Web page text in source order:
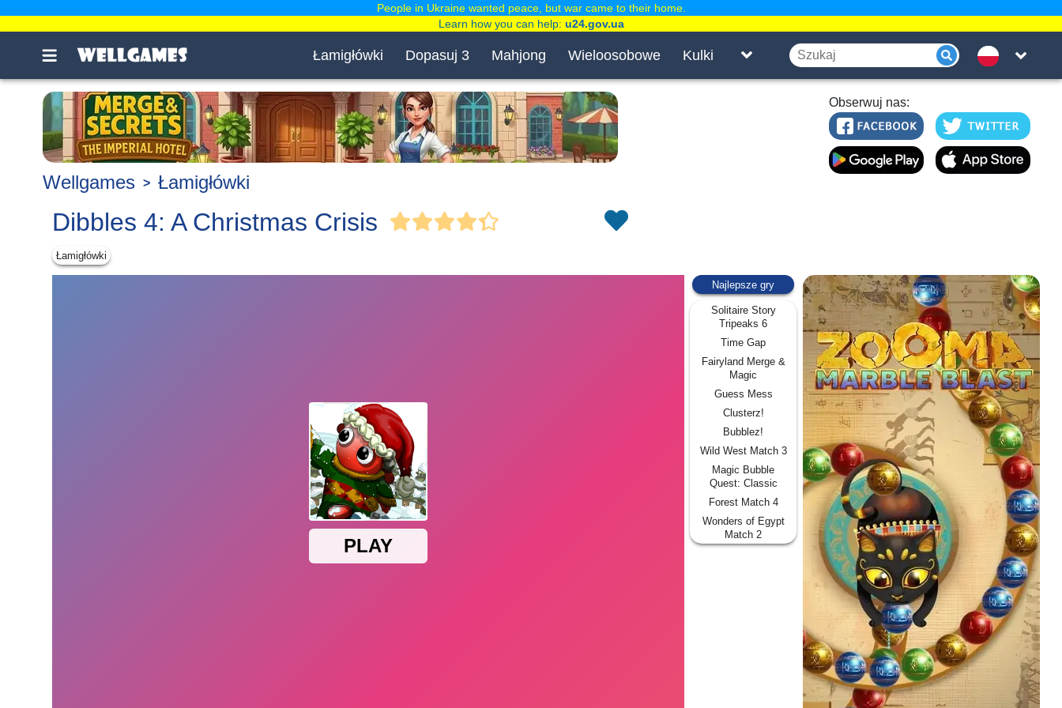
Łamigłówki Dopasuj 3 Mahjong Wieloosobowe Kulki
Obserwuj nas:
Wellgames Łamigłówki
Dibbles 4: A Christmas Crisis
Łamigłówki
Najlepsze gry
Solitaire Story
Tripeaks 6
Time Gap
Fairyland Merge &
Magic
Guess Mess
Clusterz!
Bubblez!
Wild West Match 3
Magic Bubble
Quest: Classic
Forest Match 4
Wonders of Egypt
Match 2
People in Ukraine wanted peace, but war came to their home.
Learn how you can help: u24.gov.ua